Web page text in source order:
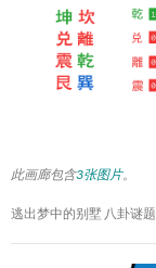
此画廊包含3张图片。
逃出梦中的别墅 八卦谜